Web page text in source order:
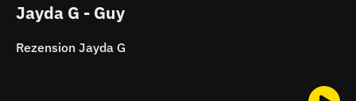
Jayda G - Guy
Rezension Jayda G